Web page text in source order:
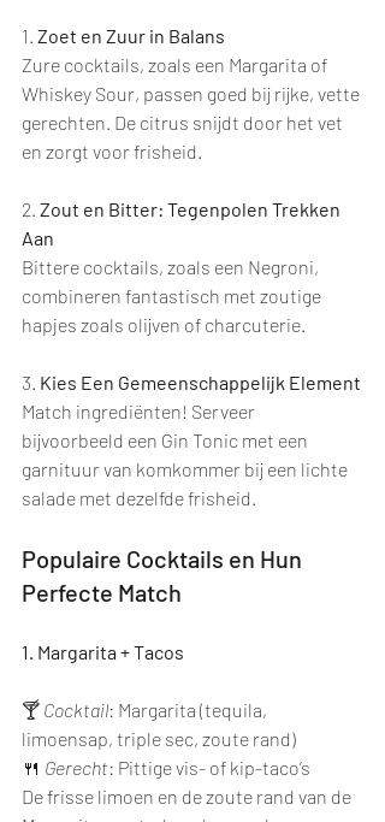
1. Zoet en Zuur in Balans
Zure cocktails, zoals een Margarita of
Whiskey Sour, passen goed bij rijke, vette
gerechten. De citrus snijdt door het vet
en zorgt voor frisheid.
2. Zout en Bitter: Tegenpolen Trekken
Aan
Bittere cocktails, zoals een Negroni,
combineren fantastisch met zoutige
hapjes zoals olijven of charcuterie.
3. Kies Een Gemeenschappelijk Element
Match ingrediënten! Serveer
bijvoorbeeld een Gin Tonic met een
garnituur van komkommer bij een lichte
salade met dezelfde frisheid.
Populaire Cocktails en Hun
Perfecte Match
1. Margarita + Tacos
🍸 Cocktail: Margarita (tequila,
limoensap, triple sec, zoute rand)
🍴 Gerecht: Pittige vis- of kip-taco’s
De frisse limoen en de zoute rand van de